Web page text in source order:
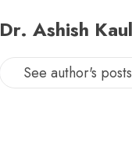
Dr. Ashish Kaul
See author's posts